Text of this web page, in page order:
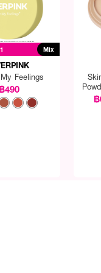
Mix
Feelings
490